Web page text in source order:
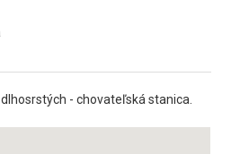
- chovateľská stanica.